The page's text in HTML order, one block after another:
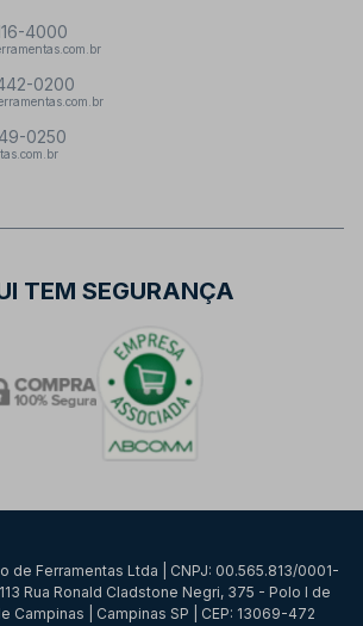
4000
0200
0250
TEM SEGURANÇA
de Ferramentas Ltda | CNPJ: 00.565.813/0001-
Rua Ronald Cladstone Negri, 375 - Polo I de
Campinas | Campinas SP | CEP: 13069-472